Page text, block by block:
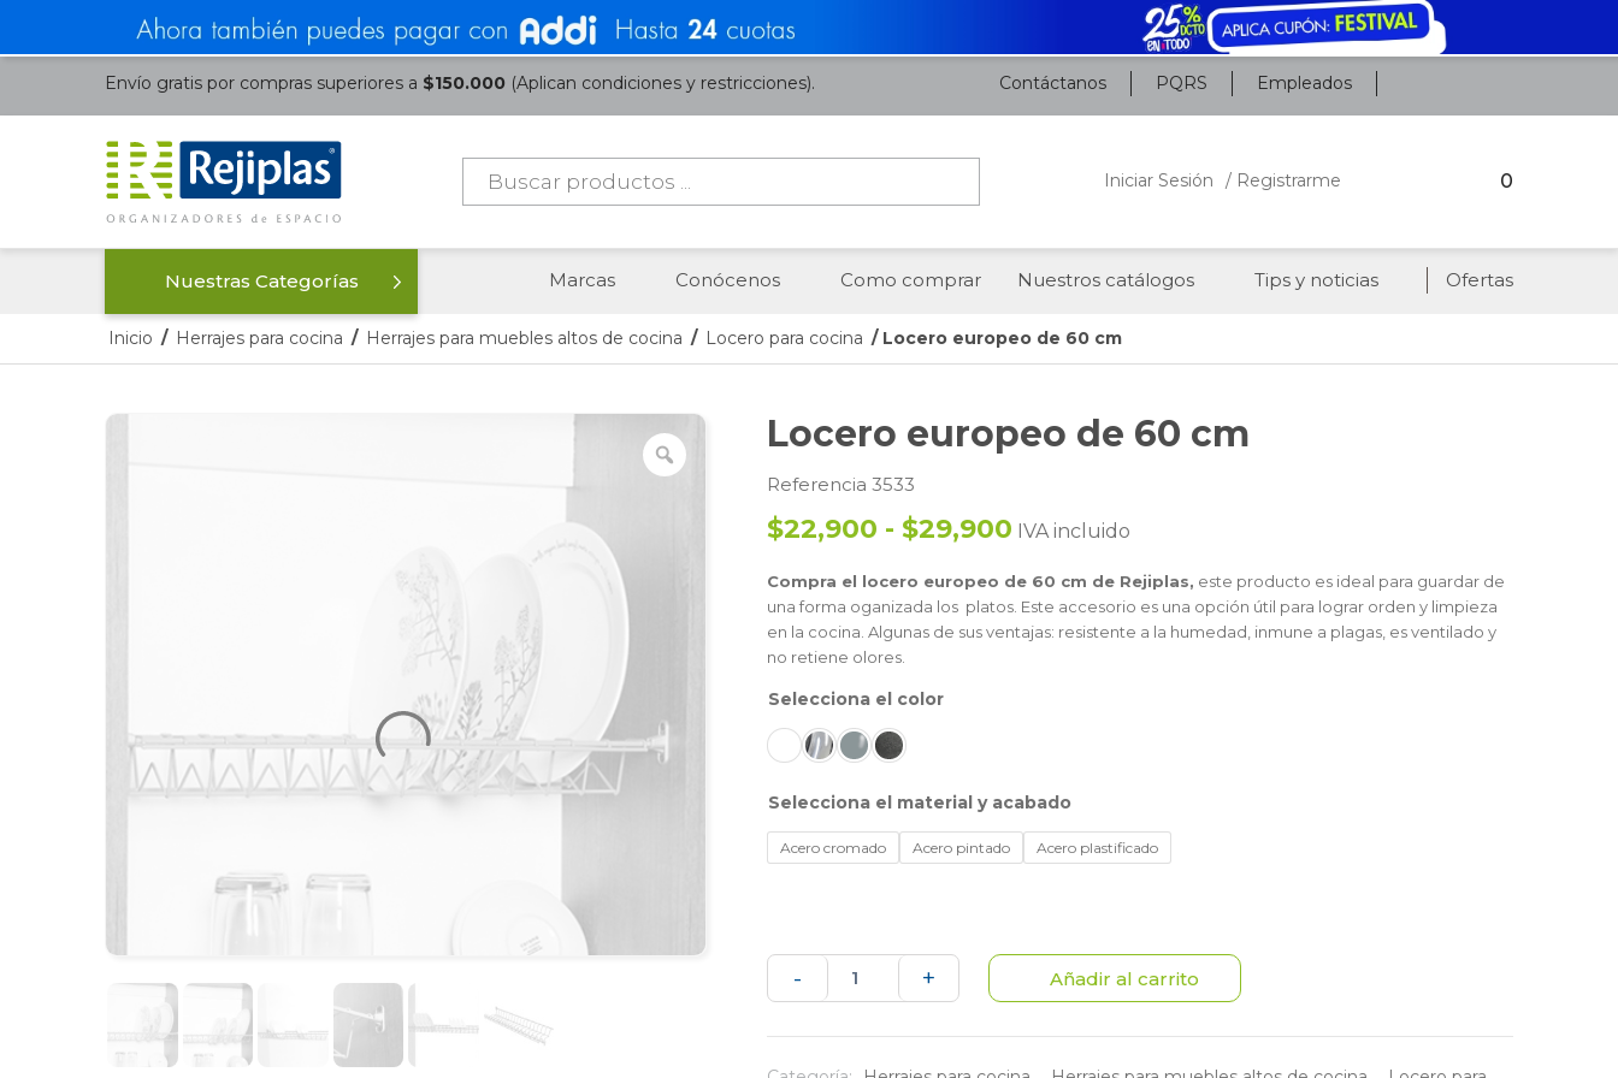
Envío gratis por compras superiores a $150.000 (Aplican condiciones y restricciones). Contáctanos PQRS Empleados
Búsqueda
productos
Iniciar Sesión / Registrarme 0
Nuestras Categorías Marcas Conócenos Como comprar Nuestros catálogos Tips y noticias Ofertas
Inicio / Herrajes para cocina / Herrajes para muebles altos de cocina / Locero para cocina / Locero europeo de 60 cm
Locero europeo de 60 cm
Referencia 3533
$22,900 - $29,900 IVA incluido
Compra el locero europeo de 60 cm de Rejiplas, este producto es ideal para guardar de
una forma oganizada los platos. Este accesorio es una opción útil para lograr orden y limpieza
en la cocina. Algunas de sus ventajas: resistente a la humedad, inmune a plagas, es ventilado y
no retiene olores.
color
material y acabado
Acero cromado Acero pintado Acero plastificado
-
Locero
de
+ Añadir al carrito